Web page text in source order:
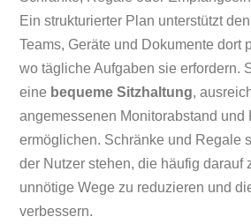
Ein strukturierter Plan unterstützt
Teams, Geräte und Dokumente dort
wo tägliche Aufgaben sie erfordern.
eine bequeme Sitzhaltung,
angemessenen Monitorabstand und
ermöglichen. Schränke und Regale
der Nutzer stehen, die häufig darauf
unnötige Wege zu reduzieren und
verbessern.